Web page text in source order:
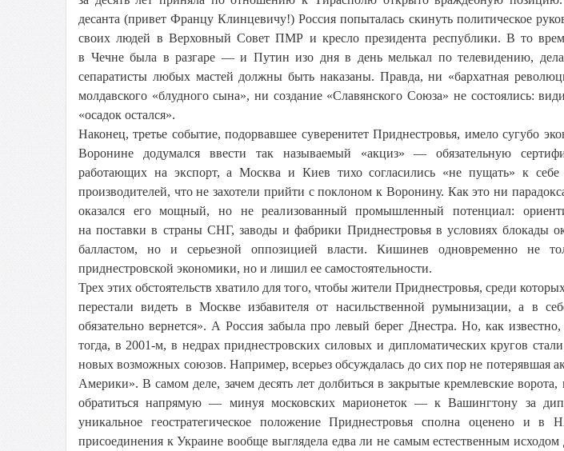
десанта (привет Францу Клинцевичу!) Россия попыталась скинуть политическое
своих людей в Верховный Совет ПМР и кресло президента республики. В то время
в Чечне была в разгаре — и Путин изо дня в день мелькал по телевидению,
сепаратисты любых мастей должны быть наказаны. Правда, ни «бархатная
молдавского «блудного сына», ни создание «Славянского Союза» не состоялись:
«осадок остался».
Наконец, третье событие, подорвавшее суверенитет Приднестровья, имело сугубо
Воронине додумался ввести так называемый «акциз» — обязательную
работающих на экспорт, а Москва и Киев тихо согласились «не пущать» к себе
производителей, что не захотели прийти с поклоном к Воронину. Как это ни
оказался его мощный, но не реализованный промышленный потенциал:
на поставки в страны СНГ, заводы и фабрики Приднестровья в условиях блокады
балластом, но и серьезной оппозицией власти. Кишинев одновременно не
приднестровской экономики, но и лишил ее самостоятельности.
Трех этих обстоятельств хватило для того, чтобы жители Приднестровья, среди
перестали видеть в Москве избавителя от насильственной румынизации, а в
обязательно вернется». А Россия забыла про левый берег Днестра. Но, как
тогда, в 2001-м, в недрах приднестровских силовых и дипломатических кругов
новых возможных союзов. Например, всерьез обсуждалась до сих пор не потерявшая
Америки». В самом деле, зачем десять лет долбиться в закрытые кремлевские ворота,
обратиться напрямую — минуя московских марионеток — к Вашингтону за
уникальное геостратегическое положение Приднестровья сполна оценено
присоединения к Украине вообще выглядела едва ли не самым естественным исходом